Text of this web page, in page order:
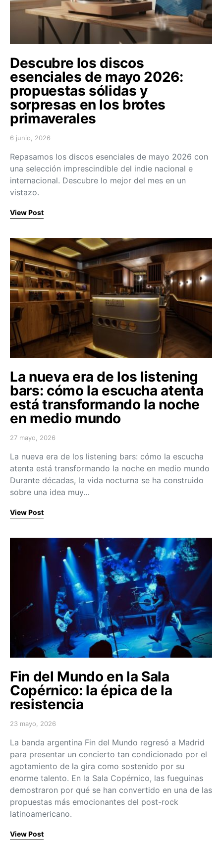
Descubre los discos
esenciales de mayo 2026:
propuestas sólidas y
sorpresas en los brotes
primaverales
Posted on
6 junio, 2026
Repasamos los discos esenciales de mayo 2026 con
una selección imprescindible del indie nacional e
internacional. Descubre lo mejor del mes en un
vistazo.
View Post
La nueva era de los listening
bars: cómo la escucha atenta
está transformando la noche
en medio mundo
Posted on
27 mayo, 2026
La nueva era de los listening bars: cómo la escucha
atenta está transformando la noche en medio mundo
Durante décadas, la vida nocturna se ha construido
sobre una idea muy…
View Post
Fin del Mundo en la Sala
Copérnico: la épica de la
resistencia
Posted on
23 mayo, 2026
La banda argentina Fin del Mundo regresó a Madrid
para presentar un concierto tan condicionado por el
agotamiento de la gira como sostenido por su
enorme talento. En la Sala Copérnico, las fueguinas
demostraron por qué se han convertido en una de las
propuestas más emocionantes del post-rock
latinoamericano.
View Post